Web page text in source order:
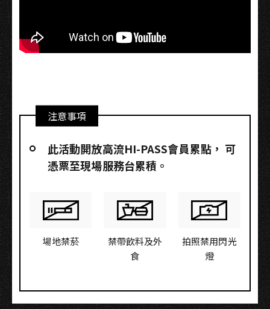
注意事項
此活動開放高流HI-PASS會員累點，​ 可
憑票至現場服務台累積。
場地禁菸
禁帶飲料及外
食
拍照禁用閃光
燈